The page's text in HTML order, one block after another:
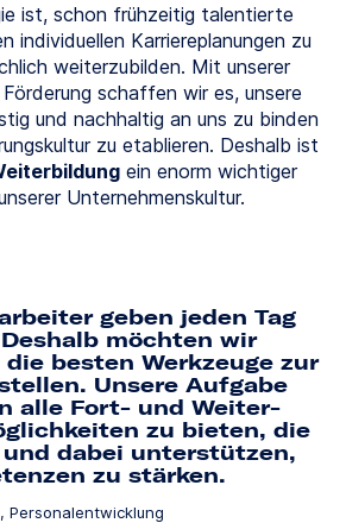
ist, schon frühzeitig talentierte
individuellen Karriereplanungen zu
weiterzubilden. Mit unserer
schaffen wir es, unsere
und nachhaltig an uns zu binden
zu etablieren. Deshalb ist
ein enorm wichtiger
Unternehmenskultur.
geben jeden Tag
möchten wir
besten Werkzeuge zur
Unsere Aufgabe
alle Fort- und Weiter­
zu bieten, die
dabei unterstützen,
zu stärken.
Personalentwicklung